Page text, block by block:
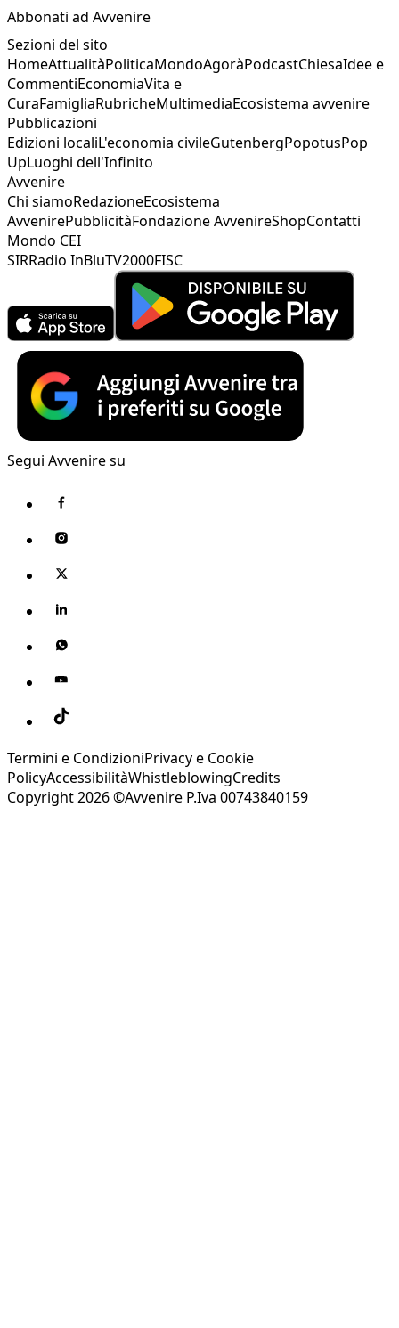
Abbonati ad Avvenire
Sezioni del sito
HomeAttualitàPoliticaMondoAgoràPodcastChiesaIdee e
CommentiEconomiaVita e
CuraFamigliaRubricheMultimediaEcosistema avvenire
Pubblicazioni
Edizioni localiL'economia civileGutenbergPopotusPop
UpLuoghi dell'Infinito
Avvenire
Chi siamoRedazioneEcosistema
AvvenirePubblicitàFondazione AvvenireShopContatti
Mondo CEI
SIRRadio InBluTV2000FISC
Segui Avvenire su
Termini e CondizioniPrivacy e Cookie
PolicyAccessibilitàWhistleblowingCredits
Copyright 2026 ©Avvenire P.Iva 00743840159